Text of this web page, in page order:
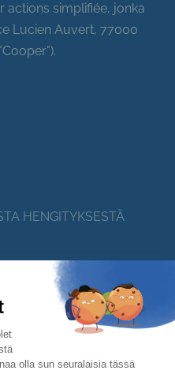
actions simplifiée, jonka
Lucien Auvert, 77000
HENGITYKSESTÄ